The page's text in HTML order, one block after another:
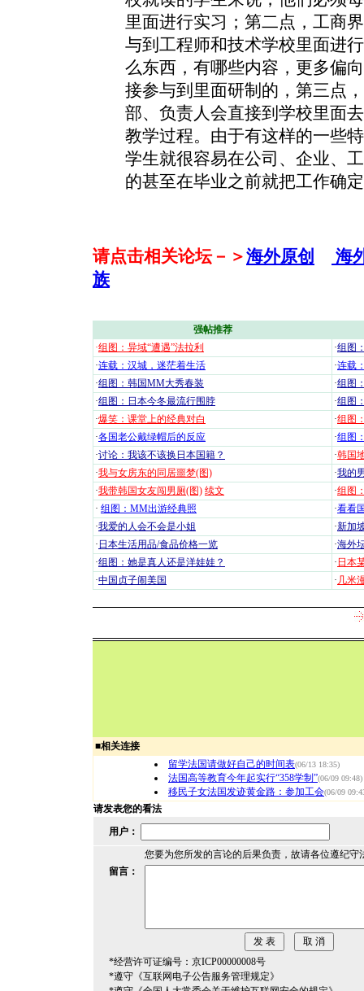
里面进行实习；第二点，工商
与到工程师和技术学校里面进
么东西，有哪些内容，更多偏
接参与到里面研制的，第三点
部、负责人会直接到学校里面
教学过程。由于有这样的一些
学生就很容易在公司、企业、
的甚至在毕业之前就把工作确
请点击相关论坛－＞海外原创
海
族
强帖推荐
·组图：异域“遭遇”法拉利 ·组图
·连载：汉城，迷茫着生活 ·连载
·组图：韩国MM大秀春装 ·组图
·组图：日本今冬最流行围脖 ·组图
·爆笑：课堂上的经典对白 ·组图
·各国老公戴绿帽后的反应 ·组图
·讨论：我该不该换日本国籍？ ·韩国
·我与女房东的同居噩梦(图) ·我的
·我带韩国女友闯男厕(图) 续文 ·组图
· 组图：MM出游经典照 ·看看
·我爱的人会不会是小姐 ·新加
· 日本生活用品/食品价格一览 ·海外
·组图：她是真人还是洋娃娃？ · 日本
·中国贞子闹美国 · 几米
■相关连接
留学法国请做好自己的时间表(06/13 18:35)
法国高等教育今年起实行“358学制”(06/09 09:48)
移民子女法国发迹黄金路：参加工会(06/09
请发表您的看法
用户：
您要为您所发的言论的后果负责，故请各位遵纪守
留言：
*经营许可证编号：京ICP00000008号
*遵守《互联网电子公告服务管理规定》